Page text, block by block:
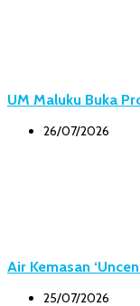
UM Maluku Buka
26/07/2026
Air Kemasan
25/07/2026